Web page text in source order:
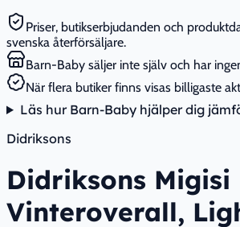
Priser, butikserbjudanden och
svenska återförsäljare.
Barn-Baby säljer inte själv och har
När flera butiker finns visas billigaste
Läs hur Barn-Baby hjälper dig
Didriksons
Didriksons Migisi
Vinteroverall,